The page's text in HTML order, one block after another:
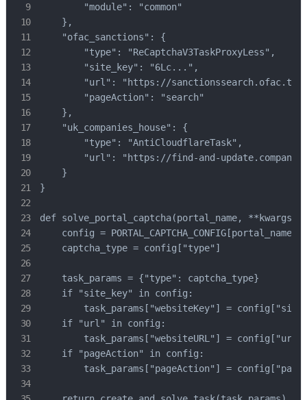
        "module": "common"
    },
    "ofac_sanctions": {
        "type": "ReCaptchaV3TaskProxyLess",
        "site_key": "6Lc...",
"url": "https://
        "pageAction": "search"
    },
    "uk_companies_house": {
        "type": "AntiCloudflareTask",
"url": "https://find-and-
    }
}
def solve_portal_captcha(portal_name, **kwargs):
    config = PORTAL_CAPTCHA_CONFIG[portal_name]
    captcha_type = config["type"]
    task_params = {"type": captcha_type}
    if "site_key" in config:
task_params["websiteKey"] =
    if "url" in config:
task_params["websiteURL"] =
    if "pageAction" in config:
task_params["pageAction"] =